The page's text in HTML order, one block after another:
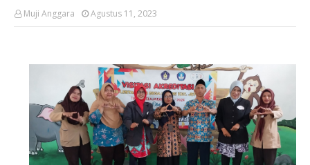
Muji Anggara Agustus 11, 2023